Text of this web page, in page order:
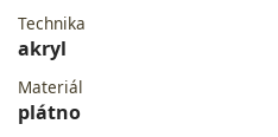
Technika
akryl
Materiál
plátno